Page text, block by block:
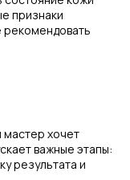
признаки
рекомендовать
хочет
важные этапы:
результата и